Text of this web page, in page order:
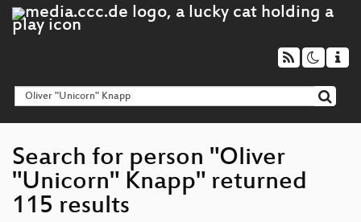
Search for person "Oliver
"Unicorn" Knapp" returned
115 results